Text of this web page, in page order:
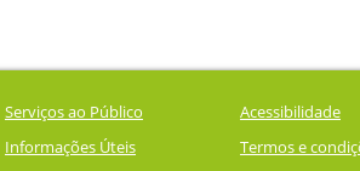
Serviços ao Público
Informações Úteis
Acessibilidade
Termos e